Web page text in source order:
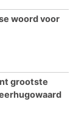
woord voor
grootste